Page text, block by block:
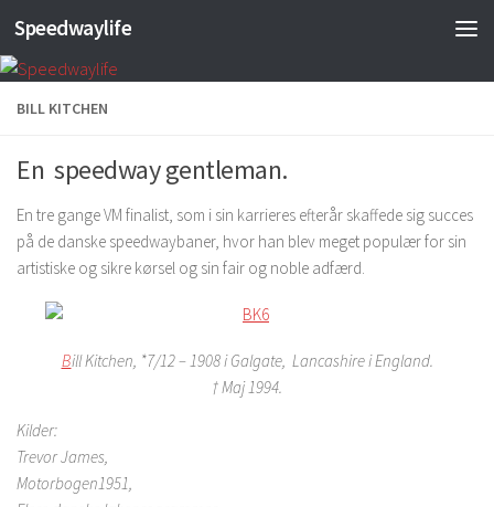
Skip to content
Speedwaylife
BILL KITCHEN
En speedway gentleman.
En tre gange VM finalist, som i sin karrieres efterår skaffede sig succes
på de danske speedwaybaner, hvor han blev meget populær for sin
artistiske og sikre kørsel og sin fair og noble adfærd.
Bill Kitchen, *7/12 – 1908 i Galgate, Lancashire i England.
† Maj 1994.
Kilder:
Trevor James,
Motorbogen1951,